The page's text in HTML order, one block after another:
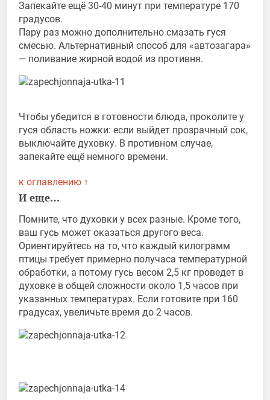
Запекайте ещё 30-40 минут при температуре 170
градусов.
Пару раз можно дополнительно смазать гуся
смесью. Альтернативный способ для «автозагара»
— поливание жирной водой из противня.
Чтобы убедится в готовности блюда, проколите у
гуся область ножки: если выйдет прозрачный сок,
выключайте духовку. В противном случае,
запекайте ещё немного времени.
к оглавлению ↑
И еще…
Помните, что духовки у всех разные. Кроме того,
ваш гусь может оказаться другого веса.
Ориентируйтесь на то, что каждый килограмм
птицы требует примерно получаса температурной
обработки, а потому гусь весом 2,5 кг проведет в
духовке в общей сложности около 1,5 часов при
указанных температурах. Если готовите при 160
градусах, увеличьте время до 2 часов.